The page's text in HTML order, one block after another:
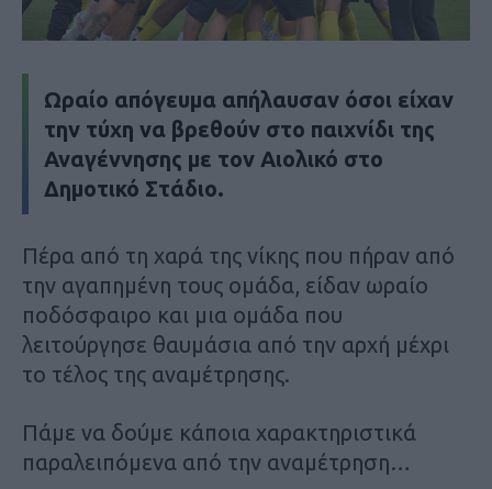
Ωραίο απόγευμα απήλαυσαν όσοι είχαν
την τύχη να βρεθούν στο παιχνίδι της
Αναγέννησης με τον Αιολικό στο
Δημοτικό Στάδιο.
Πέρα από τη χαρά της νίκης που πήραν από
την αγαπημένη τους ομάδα, είδαν ωραίο
ποδόσφαιρο και μια ομάδα που
λειτούργησε θαυμάσια από την αρχή μέχρι
το τέλος της αναμέτρησης.
Πάμε να δούμε κάποια χαρακτηριστικά
παραλειπόμενα από την αναμέτρηση…